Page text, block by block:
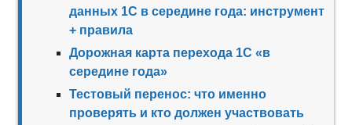
данных 1С в середине года: инструмент
+ правила
Дорожная карта перехода 1С «в
середине года»
Тестовый перенос: что именно
проверять и кто должен участвовать